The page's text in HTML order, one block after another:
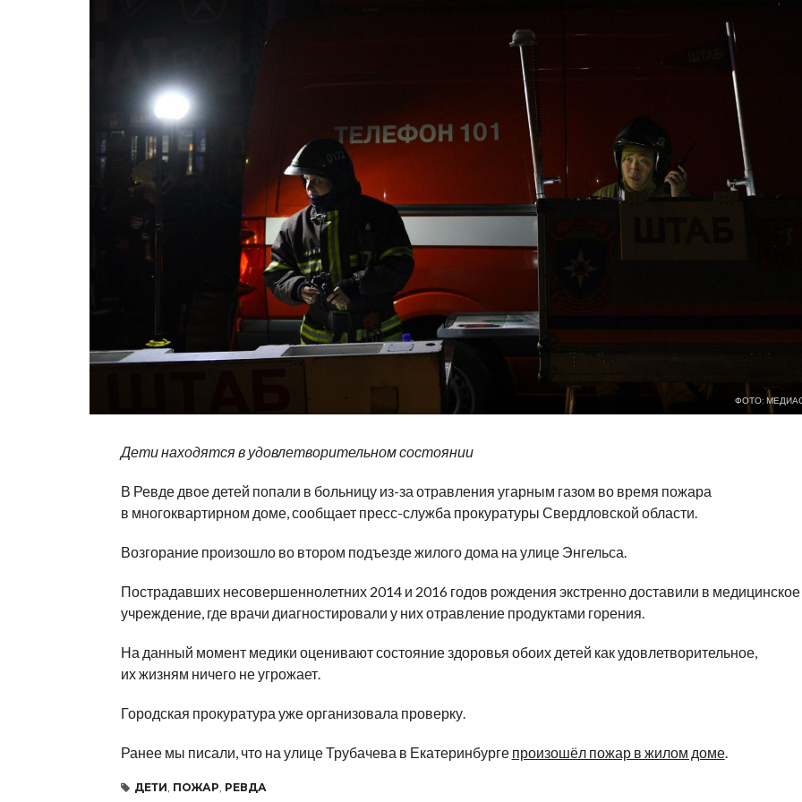
ФОТО:
Дети находятся в удовлетворительном состоянии
В Ревде двое детей попали в больницу из-за отравления угарным газом во время пожара
в многоквартирном доме, сообщает пресс-служба прокуратуры Свердловской области.
Возгорание произошло во втором подъезде жилого дома на улице Энгельса.
Пострадавших несовершеннолетних 2014 и 2016 годов рождения экстренно доставили в медицинское
учреждение, где врачи диагностировали у них отравление продуктами горения.
На данный момент медики оценивают состояние здоровья обоих детей как удовлетворительное,
их жизням ничего не угрожает.
Городская прокуратура уже организовала проверку.
Ранее мы писали, что на улице Трубачева в Екатеринбурге произошёл пожар в жилом доме.
ДЕТИ, ПОЖАР, РЕВДА